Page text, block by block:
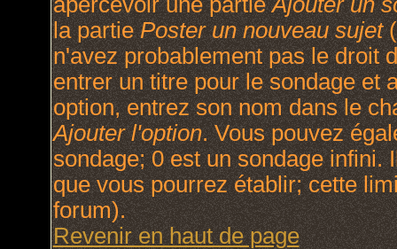
la partiePoster un nouveau sujet
n'avez probablement pas le droit
entrer un titre pour le sondage et
option, entrez son nom dans le
Ajouter l'option. Vous pouvez
sondage; 0 est un sondage infini.
que vous pourrez établir; cette
forum).
Revenir en haut de page